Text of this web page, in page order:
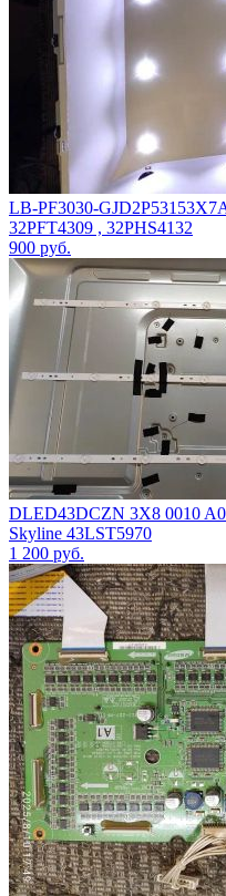
LB-PF3030-
32PFT4309 , 32PHS4132
900 руб.
DLED43DCZN 3X8 0010
Skyline 43LST5970
1 200 руб.